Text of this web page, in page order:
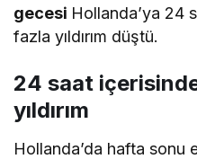
gecesi Hollanda’ya 24
fazla yıldırım düştü.
24 saat
yıldırım
Hollanda’da hafta sonu